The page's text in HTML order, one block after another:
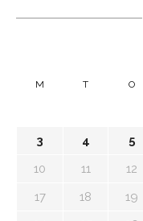
M T O
3
4 5
10
11 12
17
18 19